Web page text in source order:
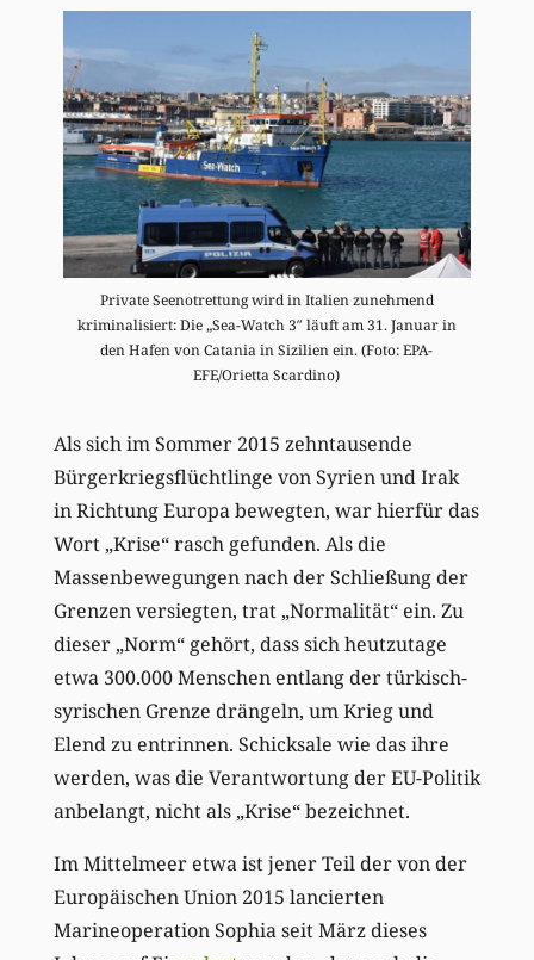
Private Seenotrettung wird in Italien zunehmend
kriminalisiert: Die „Sea-Watch 3″ läuft am 31. Januar in
den Hafen von Catania in Sizilien ein. (Foto: EPA-
EFE/Orietta Scardino)
Als sich im Sommer 2015 zehntausende
Bürgerkriegsflüchtlinge von Syrien und Irak
in Richtung Europa bewegten, war hierfür das
Wort „Krise“ rasch gefunden. Als die
Massenbewegungen nach der Schließung der
Grenzen versiegten, trat „Normalität“ ein. Zu
dieser „Norm“ gehört, dass sich heutzutage
etwa 300.000 Menschen entlang der türkisch-
syrischen Grenze drängeln, um Krieg und
Elend zu entrinnen. Schicksale wie das ihre
werden, was die Verantwortung der EU-Politik
anbelangt, nicht als „Krise“ bezeichnet.
Im Mittelmeer etwa ist jener Teil der von der
Europäischen Union 2015 lancierten
Marineoperation Sophia seit März dieses